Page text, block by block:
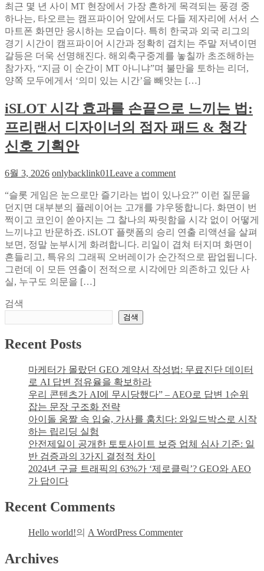
드
박
스
로
한
국
iGaming
업
자
가
낸
로
드
맵
프
파
이
어
위
에
스
린
을
걸
티
비
스
포
츠
중
계
로
티
비
티
의
비
밀
최근 몇 년 사이 MT 현장에서 가장 흔하게 목격되는 풍경 중
하나는, 타오르는 캠프파이어 앞에서도 다들 제자리에 서서 스
마트폰 화면만 응시하는 모습이다. 특히 한국과 외국 리그의
경기 시간이 캠프파이어 시간과 정확히 겹치는 주말 저녁이면
갈등은 더욱 선명해진다. 해외축구중계를 놓칠까 초조해하는
참가자, “지금 이 순간이 MT 아니냐”며 불만을 토하는 리더,
양쪽 모두에게서 ‘의미 있는 시간’을 빼앗는 […]
iSLOT 시각 효과를 손끝으로 느끼는 법:
프리랜서 디자이너의 점자 패드 & 청각
신호 기획안
6월 3, 2026 onlybacklink01Leave a commenton
시
각
효
과
를
손
끝
리
서
자
너
점
각
“슬롯 게임은 눈으로만 즐기라는 법이 있나요?” 이런 질문을
던지면 대부분의 플레이어는 고개를 갸우뚱합니다. 화면이 번
쩍이고 코인이 쏟아지는 그 찰나의 짜릿함을 시각 없이 어떻게
느끼냐고 반문하죠. iSLOT 플랫폼의 승리 연출 리액션을 살펴
보면, 정말 눈부시게 화려합니다. 리일이 겹쳐 터지며 화면이
흔들리고, 특유의 그래픽 오버레이가 순간적으로 팝업됩니다.
그런데 이 모든 연출이 전적으로 시각에만 의존하고 있단 사
실, 누구도 의문을 […]
검색
검색
Recent Posts
마케터가 몰랐던 GEO 계약서 작성법: 무료진단 데이터
로 AI 답변 점유율을 확보하라
우리 콘텐츠가 AI에 무시당했다” – AEO로 답변 1순위
잡는 문장 구조화 전략
아이돌 움짤 속 입술, 가사를 훔치다: 와일드박스로 시작
하는 립리딩 실험
안전제일이 공개한 토토사이트 보증 업체 심사 기준: 일
반 검증과의 3가지 결정적 차이
2024년 구글 트래픽의 63%가 ‘제로클릭’? GEO와 AEO
가 답이다
Recent Comments
Hello world!의 A WordPress Commenter
Archives